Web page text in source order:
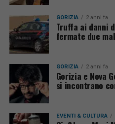
GORIZIA 2 anni fa
Truffa ai danni
fermate due
GORIZIA 2 anni fa
Gorizia e Nova
si incontrano
EVENTI & CULTURA